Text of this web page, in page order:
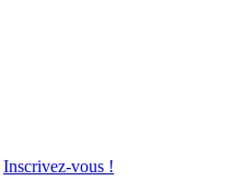
Inscrivez-vous !